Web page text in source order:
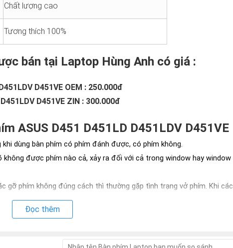
Chất lượng cao
Tương thích 100%
bán tại Laptop Hùng Anh có giá :
D451VE OEM : 250.000đ
D451VE ZIN : 300.000đ
ASUS D451 D451LD D451LDV D451VE
khi dùng bàn phím có phím đánh được, có phím không.
không được phím nào cả, xảy ra đối với cả trong window hay window
gỡ phím không đúng cách thì thường gặp tình trạng vở phím. Khi các
được.
động máy có phát ra những tiếng pip pip liên tục, máy boot vào hệ
như: hhhhhhhhh, mmmmmm……… xuất hiện liền mạch.
Đọc thêm